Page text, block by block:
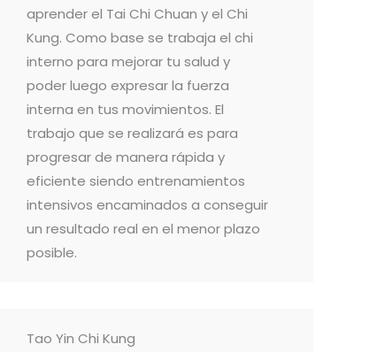
aprender el Tai Chi Chuan y el Chi
Kung. Como base se trabaja el chi
interno para mejorar tu salud y
poder luego expresar la fuerza
interna en tus movimientos. El
trabajo que se realizará es para
progresar de manera rápida y
eficiente siendo entrenamientos
intensivos encaminados a conseguir
un resultado real en el menor plazo
posible.
Tao Yin Chi Kung